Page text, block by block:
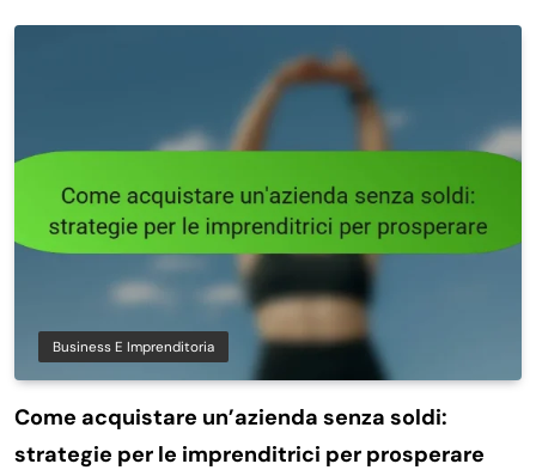
Business E Imprenditoria
Come acquistare un’azienda senza soldi:
strategie per le imprenditrici per prosperare